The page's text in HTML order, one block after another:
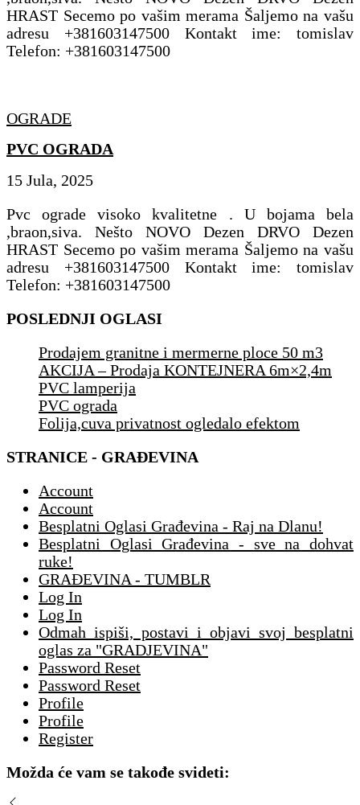
HRAST Secemo po vašim merama Šaljemo na vašu
adresu +381603147500 Kontakt ime: tomislav
Telefon: +381603147500
OGRADE
PVC OGRADA
15 Jula, 2025
Pvc ograde visoko kvalitetne . U bojama bela
,braon,siva. Nešto NOVO Dezen DRVO Dezen
HRAST Secemo po vašim merama Šaljemo na vašu
adresu +381603147500 Kontakt ime: tomislav
Telefon: +381603147500
POSLEDNJI OGLASI
Prodajem granitne i mermerne ploce 50 m3
AKCIJA – Prodaja KONTEJNERA 6m×2,4m
PVC lamperija
PVC ograda
Folija,cuva privatnost ogledalo efektom
STRANICE - GRAĐEVINA
Account
Account
Besplatni Oglasi Građevina - Raj na Dlanu!
Besplatni Oglasi Građevina - sve na dohvat
ruke!
GRAĐEVINA - TUMBLR
Log In
Log In
Odmah ispiši, postavi i objavi svoj besplatni
oglas za "GRADJEVINA"
Password Reset
Password Reset
Profile
Profile
Register
Možda će vam se takođe svideti: